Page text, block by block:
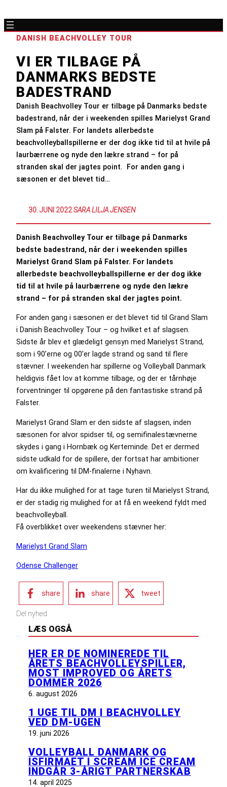
DANISH BEACHVOLLEY TOUR
VI ER TILBAGE PÅ
DANMARKS BEDSTE
BADESTRAND
Danish Beachvolley Tour er tilbage på Danmarks bedste
badestrand, når der i weekenden spilles Marielyst Grand
Slam på Falster. For landets allerbedste
beachvolleyballspillerne er der dog ikke tid til at hvile på
laurbærrene og nyde den lækre strand – for på
stranden skal der jagtes point. For anden gang i
sæsonen er det blevet tid…
30. JUNI 2022:SARA LILJA JENSEN
Danish Beachvolley Tour er tilbage på Danmarks
bedste badestrand, når der i weekenden spilles
Marielyst Grand Slam på Falster. For landets
allerbedste beachvolleyballspillerne er der dog ikke
tid til at hvile på laurbærrene og nyde den lækre
strand – for på stranden skal der jagtes point.
For anden gang i sæsonen er det blevet tid til Grand Slam
i Danish Beachvolley Tour – og hvilket et af slagsen.
Sidste år blev et glædeligt gensyn med Marielyst Strand,
som i 90’erne og 00’er lagde strand og sand til flere
stævner. I weekenden har spillerne og Volleyball Danmark
heldigvis fået lov at komme tilbage, og der er tårnhøje
forventninger til opgørene på den fantastiske strand på
Falster.
Marielyst Grand Slam er den sidste af slagsen, inden
sæsonen for alvor spidser til, og semifinalestævnerne
skydes i gang i Hornbæk og Kerteminde. Det er dermed
sidste udkald for de spillere, der fortsat har ambitioner
om kvalificering til DM-finalerne i Nyhavn.
Har du ikke mulighed for at tage turen til Marielyst Strand,
er der stadig rig mulighed for at få en weekend fyldt med
beachvolleyball.
Få overblikket over weekendens stævner her:
Marielyst Grand Slam
Odense Challenger
share share tweet
Del nyhed
LÆS OGSÅ
HER ER DE NOMINEREDE TIL
ÅRETS BEACHVOLLEYSPILLER,
MOST IMPROVED OG ÅRETS
DOMMER 2026
6. august 2026
1 UGE TIL DM I BEACHVOLLEY
VED DM-UGEN
19. juni 2026
VOLLEYBALL DANMARK OG
ISFIRMAET I SCREAM ICE CREAM
INDGÅR 3-ÅRIGT PARTNERSKAB
14. april 2025